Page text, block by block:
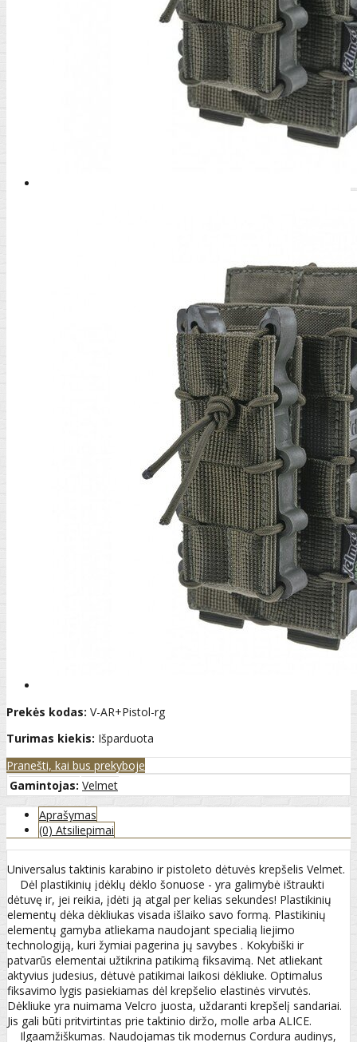
Prekės kodas: V-AR+Pistol-rg
Turimas kiekis: Išparduota
Pranešti, kai bus prekyboje
Gamintojas: Velmet
Aprašymas
(0) Atsiliepimai
Universalus taktinis karabino ir pistoleto dėtuvės krepšelis Velmet.
Dėl plastikinių įdėklų dėklo šonuose - yra galimybė ištraukti
dėtuvę ir, jei reikia, įdėti ją atgal per kelias sekundes! Plastikinių
elementų dėka dėkliukas visada išlaiko savo formą. Plastikinių
elementų gamyba atliekama naudojant specialią liejimo
technologiją, kuri žymiai pagerina jų savybes . Kokybiški ir
patvarūs elementai užtikrina patikimą fiksavimą. Net atliekant
aktyvius judesius, dėtuvė patikimai laikosi dėkliuke. Optimalus
fiksavimo lygis pasiekiamas dėl krepšelio elastinės virvutės.
Dėkliuke yra nuimama Velcro juosta, uždaranti krepšelį sandariai.
Jis gali būti pritvirtintas prie taktinio diržo, molle arba ALICE.
Ilgaamžiškumas. Naudojamas tik modernus Cordura audinys,